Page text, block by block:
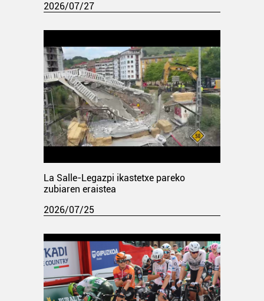
2026/07/27
La Salle-Legazpi ikastetxe pareko
zubiaren eraistea
2026/07/25